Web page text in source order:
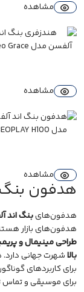
مشاهده
مشاهده
مشاهده
هدفون
هدفون‌هایبنگ اند
هدفون‌های بازار
طراحی مینیمال و
بالاشهرت جهانی
برای کاربردهای
برایموسیقیو تماس